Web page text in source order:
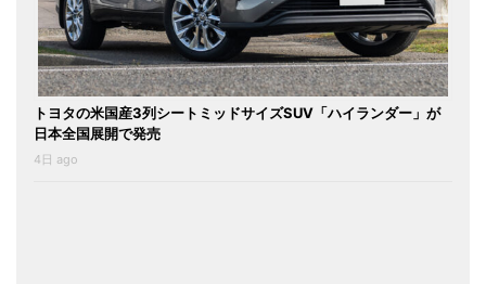
トヨタの米国産3列シートミッドサイズSUV「ハイランダー」が
日本全国展開で発売
4日 ago